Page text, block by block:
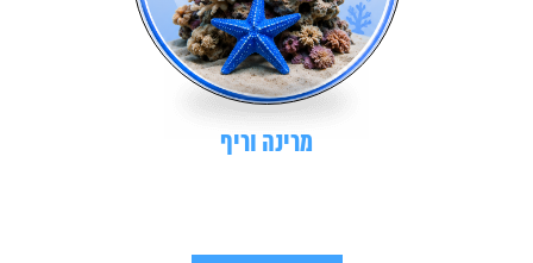
מרינה וריף